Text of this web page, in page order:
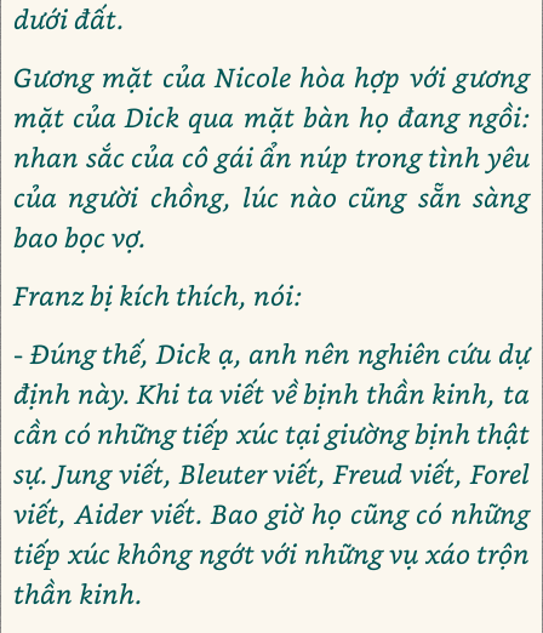
dưới đất.
Gương mặt của Nicole hòa hợp với gương
mặt của Dick qua mặt bàn họ đang ngồi:
nhan sắc của cô gái ẩn núp trong tình yêu
của người chồng, lúc nào cũng sẵn sàng
bao bọc vợ.
Franz bị kích thích, nói:
- Đúng thế, Dick ạ, anh nên nghiên cứu dự
định này. Khi ta viết về bịnh thần kinh, ta
cần có những tiếp xúc tại giường bịnh thật
sự. Jung viết, Bleuter viết, Freud viết, Forel
viết, Aider viết. Bao giờ họ cũng có những
tiếp xúc không ngớt với những vụ xáo trộn
thần kinh.